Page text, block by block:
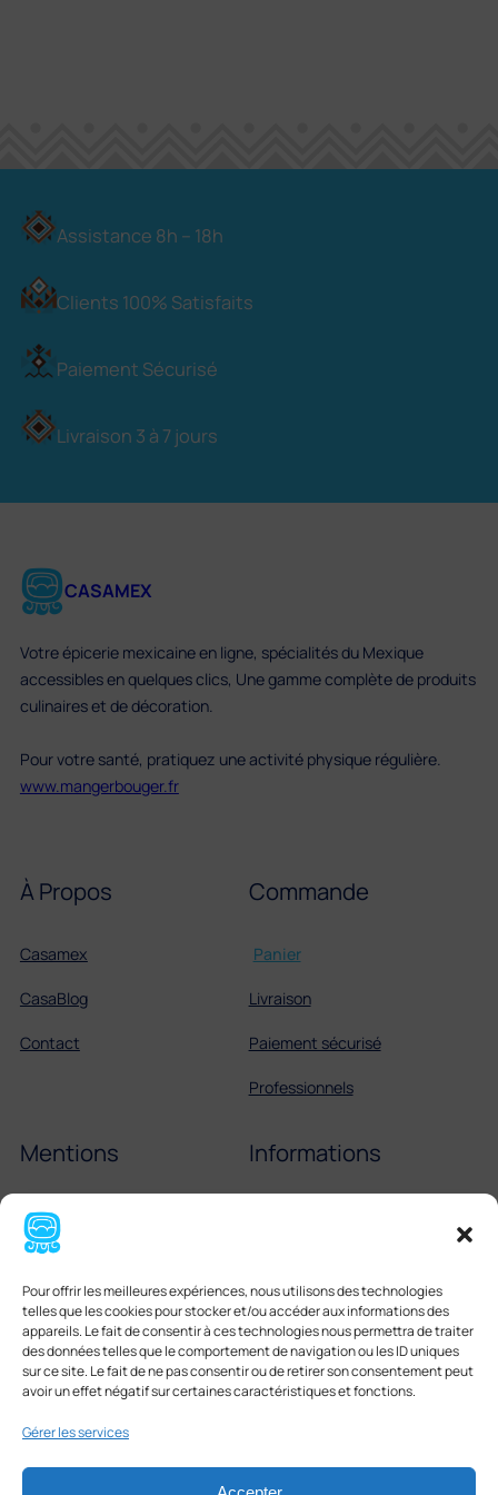
Pour offrir les meilleures expériences, nous utilisons des technologies
telles que les cookies pour stocker et/ou accéder aux informations des
appareils. Le fait de consentir à ces technologies nous permettra de traiter
des données telles que le comportement de navigation ou les ID uniques
sur ce site. Le fait de ne pas consentir ou de retirer son consentement peut
avoir un effet négatif sur certaines caractéristiques et fonctions.
Gérer les services
Assistance 8h – 18h
Clients 100% Satisfaits
Paiement Sécurisé
Livraison 3 à 7 jours
CASAMEX
Votre épicerie mexicaine en ligne, spécialités du Mexique
accessibles en quelques clics, Une gamme complète de produits
culinaires et de décoration.
Pour votre santé, pratiquez une activité physique régulière.
www.mangerbouger.fr
À Propos
Casamex
CasaBlog
Contact
Commande
Panier
Livraison
Paiement sécurisé
Professionnels
Mentions
Mentions légales
Cookies
CGV
Informations
Tortilla mexicaine
Boissons mexicaines